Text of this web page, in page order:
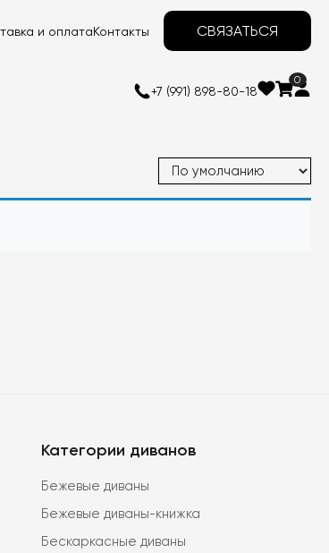
и оплатаКонтакты СВЯЗАТЬСЯ
+7 (991) 898-80-18
0
Категории диванов
Бежевые диваны
Бежевые диваны-книжка
Бескаркасные диваны